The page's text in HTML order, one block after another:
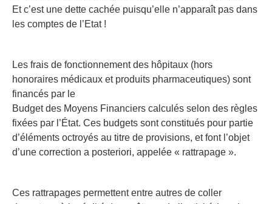
Et c’est une dette cachée puisqu’elle n’apparaît pas dans
les comptes de l’Etat !
Les frais de fonctionnement des hôpitaux (hors
honoraires médicaux et produits pharmaceutiques) sont
financés par le
Budget des Moyens Financiers calculés selon des règles
fixées par l’État. Ces budgets sont constitués pour partie
d’éléments octroyés au titre de provisions, et font l’objet
d’une correction a posteriori, appelée « rattrapage ».
Ces rattrapages permettent entre autres de coller